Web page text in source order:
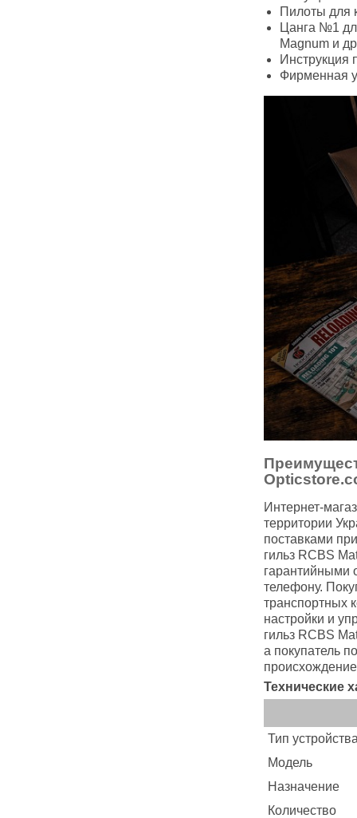
Пилоты для
Цанга №1
Magnum и
Инструкция
Фирменная
Интернет-
территории
поставками
гильз RCBS
гарантийными
телефону.
транспортных
настройки и
гильз RCBS
а покупатель
Технические
Тип
Модель
Назначение
Количество